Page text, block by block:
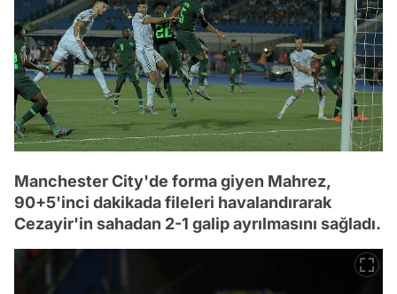
Manchester City'de forma giyen Mahrez,
90+5'inci dakikada fileleri havalandırarak
Cezayir'in sahadan 2-1 galip ayrılmasını sağladı.